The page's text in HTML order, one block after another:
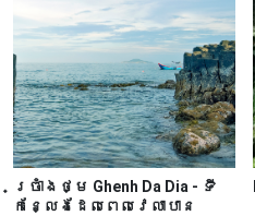
ច្រាំងថ្ម Ghenh Da Dia - ទី
កន្លែងដែលពេលវេលាបាន